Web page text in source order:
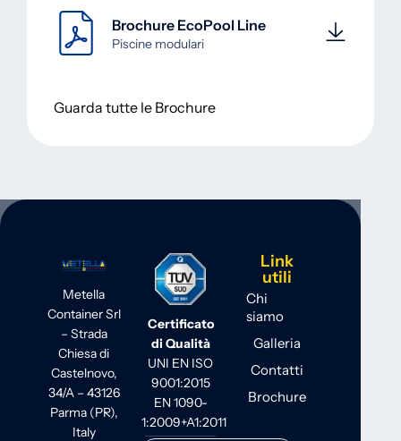
Brochure EcoPool Line
Piscine modulari
Guarda tutte le Brochure
Metella
Container Srl
– Strada
Chiesa di
Castelnovo,
34/A – 43126
Parma (PR),
Italy
Certificato
di Qualità
UNI EN ISO
9001:2015
EN 1090-
1:2009+A1:2011
Link
utili
Chi
siamo
Galleria
Contatti
Brochure